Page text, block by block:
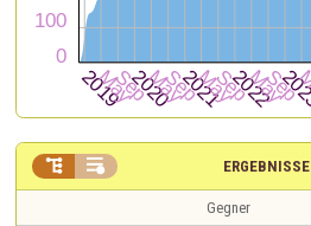
ERGEBNISSE
 
Gegner